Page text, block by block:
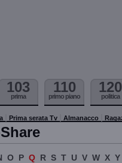
103
prima
110
primo piano
120
politica
Prima serata Tv Almanacco
O P Q R S T U V W X Y